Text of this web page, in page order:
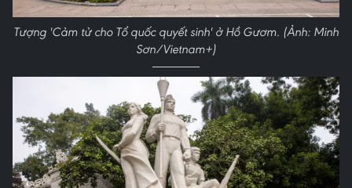
Tượng 'Cảm tử cho Tổ quốc quyết sinh' ở Hồ Gươm. (Ảnh: Minh
Sơn/Vietnam+)